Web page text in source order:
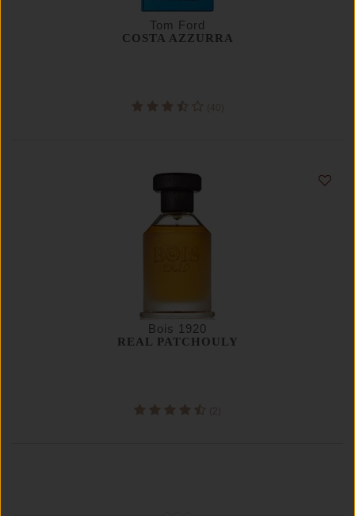
Tom Ford
COSTA AZZURRA
(40)
Bois 1920
REAL PATCHOULY
(2)